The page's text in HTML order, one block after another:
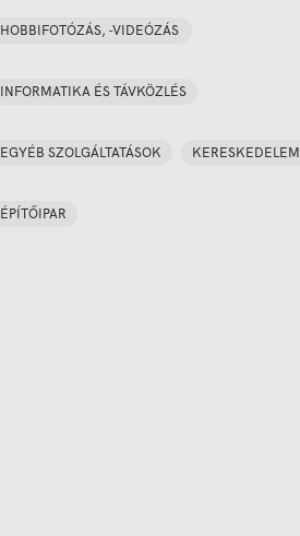
HOBBIFOTÓZÁS, -VIDEÓZÁS
INFORMATIKA ÉS TÁVKÖZLÉS
EGYÉB SZOLGÁLTATÁSOK KERESKEDELEM
ÉPÍTŐIPAR